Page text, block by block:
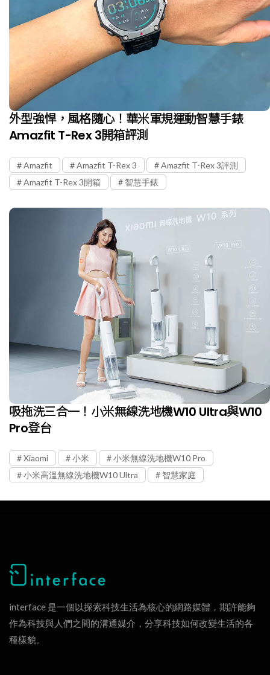
外型強悍，風格隨心！華米軍規運動智慧手錶
Amazfit T-Rex 3開箱評測
Amazfit Amazfit T-Rex 3
Amazfit T-Rex 3評測
Amazfit T-Rex 3開箱
智慧手錶
吸拖洗三合一！小米無線洗地機W10 Ultra與W10
Pro登台
Xiaomi 小米
小米無線洗地機W10 Pro
小米高溫無線洗地機W10 Ultra
智慧家庭
interface 是一個以探索科技生活為核心的網路媒體，期許能夠
作為科技與人們之間的溝通媒介，分享科技如何改變生活的各
種樣貌。